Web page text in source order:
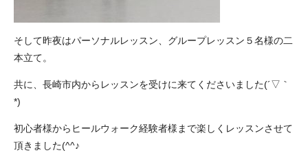
そして昨夜はパーソナルレッスン、グループレッスン５名様の二
本立て。
共に、長崎市内からレッスンを受けに来てくださいました(´▽｀
*)
初心者様からヒールウォーク経験者様まで楽しくレッスンさせて
頂きました(^^♪